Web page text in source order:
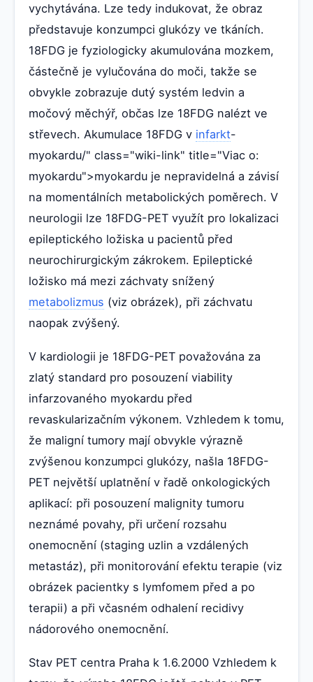
vychytávána. Lze tedy indukovat, že obraz
představuje konzumpci glukózy ve tkáních.
18FDG je fyziologicky akumulována mozkem,
částečně je vylučována do moči, takže se
obvykle zobrazuje dutý systém ledvin a
močový měchýř, občas lze 18FDG nalézt ve
střevech. Akumulace 18FDG v infarkt-
myokardu/" class="wiki-link" title="Viac o:
myokardu">myokardu je nepravidelná a závisí
na momentálních metabolických poměrech. V
neurologii lze 18FDG-PET využít pro lokalizaci
epileptického ložiska u pacientů před
neurochirurgickým zákrokem. Epileptické
ložisko má mezi záchvaty snížený
metabolizmus (viz obrázek), při záchvatu
naopak zvýšený.
V kardiologii je 18FDG-PET považována za
zlatý standard pro posouzení viability
infarzovaného myokardu před
revaskularizačním výkonem. Vzhledem k tomu,
že maligní tumory mají obvykle výrazně
zvýšenou konzumpci glukózy, našla 18FDG-
PET největší uplatnění v řadě onkologických
aplikací: při posouzení malignity tumoru
neznámé povahy, při určení rozsahu
onemocnění (staging uzlin a vzdálených
metastáz), při monitorování efektu terapie (viz
obrázek pacientky s lymfomem před a po
terapii) a při včasném odhalení recidivy
nádorového onemocnění.
Stav PET centra Praha k 1.6.2000 Vzhledem k